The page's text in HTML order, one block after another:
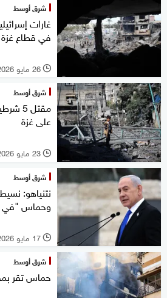
شرق أوسط
غارات
في قطاع غزة
l 26 مايو 2026
شرق أوسط
مقتل
على غزة
l 23 مايو 2026
شرق أوسط
وحماس "في
l 17 مايو 2026
شرق أوسط
حماس تقر